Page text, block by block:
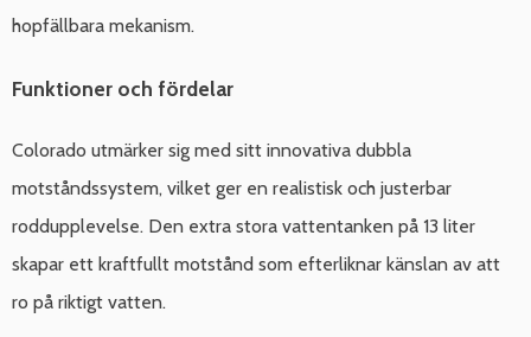
hopfällbara mekanism.
Funktioner och fördelar
Colorado utmärker sig med sitt innovativa dubbla
motståndssystem, vilket ger en realistisk och justerbar
roddupplevelse. Den extra stora vattentanken på 13 liter
skapar ett kraftfullt motstånd som efterliknar känslan av att
ro på riktigt vatten.